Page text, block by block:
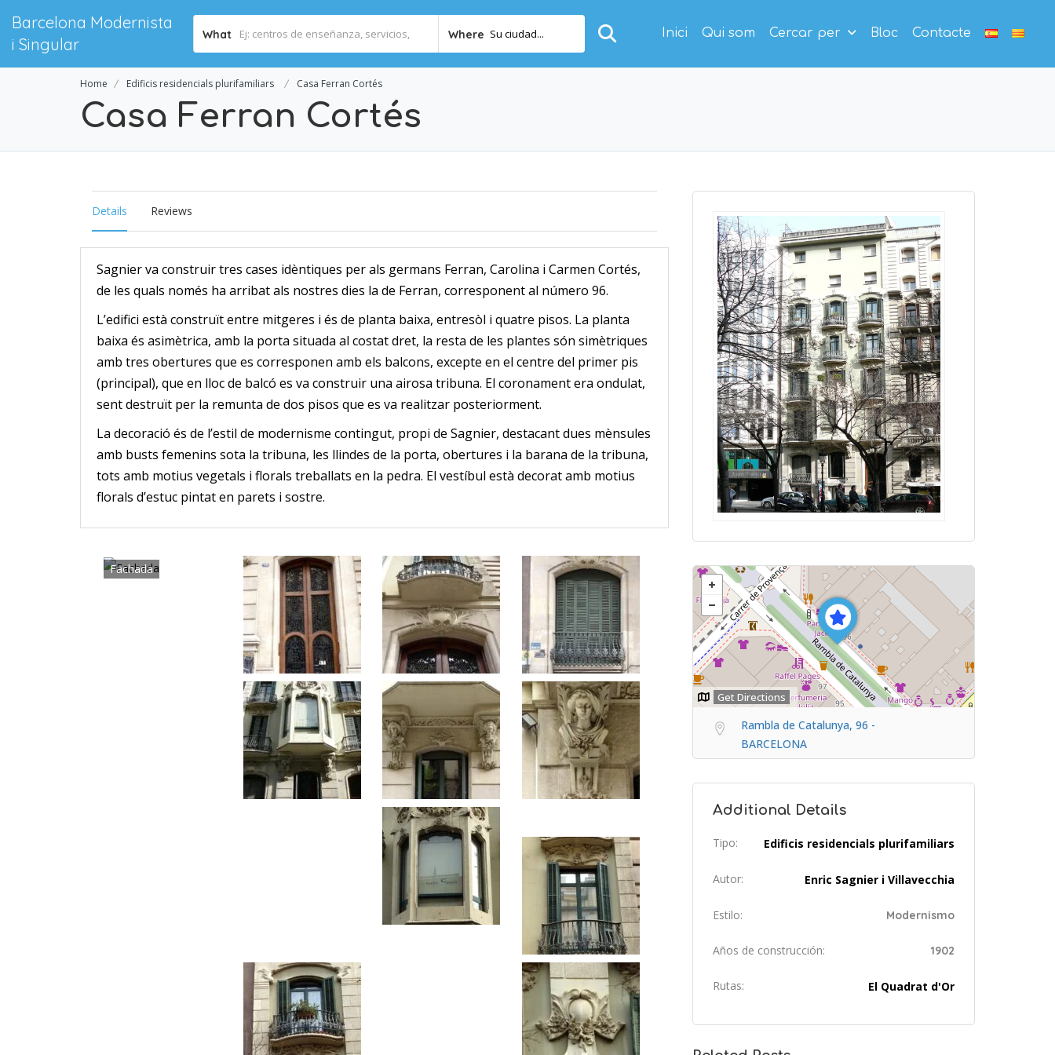
Barcelona Modernista
i Singular
What Where Su ciudad... Inici Qui som Cercar per Bloc Contacte
Home Edificis residencials plurifamiliars Casa Ferran Cortés
Casa Ferran Cortés
Details Reviews
Sagnier va construir tres cases idèntiques per als germans Ferran, Carolina i Carmen Cortés,
de les quals només ha arribat als nostres dies la de Ferran, corresponent al número 96.
L’edifici està construït entre mitgeres i és de planta baixa, entresòl i quatre pisos. La planta
baixa és asimètrica, amb la porta situada al costat dret, la resta de les plantes són simètriques
amb tres obertures que es corresponen amb els balcons, excepte en el centre del primer pis
(principal), que en lloc de balcó es va construir una airosa tribuna. El coronament era ondulat,
sent destruït per la remunta de dos pisos que es va realitzar posteriorment.
La decoració és de l’estil de modernisme contingut, propi de Sagnier, destacant dues mènsules
amb busts femenins sota la tribuna, les llindes de la porta, obertures i la barana de la tribuna,
tots amb motius vegetals i florals treballats en la pedra. El vestíbul està decorat amb motius
florals d’estuc pintat en parets i sostre.
Fachada
Get Directions
Rambla de Catalunya, 96 -
BARCELONA
Additional Details
Tipo: Edificis residencials plurifamiliars
Autor: Enric Sagnier i Villavecchia
Estilo: Modernismo
Años de construcción: 1902
Rutas: El Quadrat d'Or